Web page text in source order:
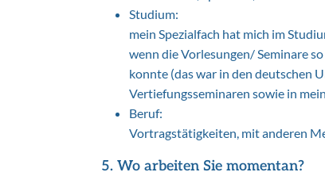
Studium:
mein Spezialfach hat mich im
wenn die Vorlesungen/ Seminare
konnte (das war in den deutschen
Vertiefungsseminaren sowie in
Beruf:
Vortragstätigkeiten, mit anderen
5. Wo arbeiten Sie momentan?